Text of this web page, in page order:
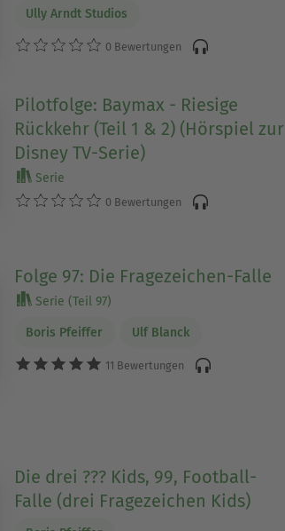
Ully Arndt Studios
0 Bewertungen
Pilotfolge: Baymax - Riesige
Rückkehr (Teil 1 & 2) (Hörspiel zur
Disney TV-Serie)
Serie
0 Bewertungen
Folge 97: Die Fragezeichen-Falle
Serie (Teil 97)
Boris Pfeiffer Ulf Blanck
11 Bewertungen
Die drei ??? Kids, 99, Football-
Falle (drei Fragezeichen Kids)